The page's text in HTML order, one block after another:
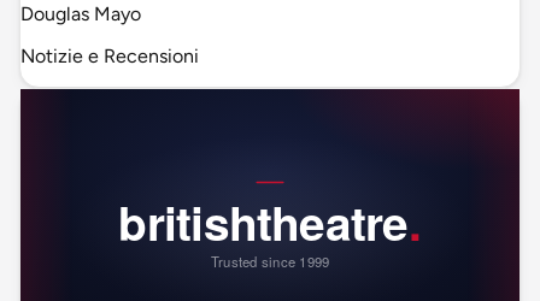
Douglas Mayo
Notizie e Recensioni